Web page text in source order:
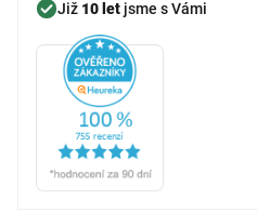
Již 10 let jsme s Vámi